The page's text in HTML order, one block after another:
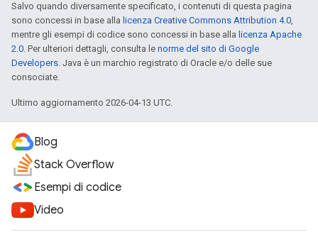
Salvo quando diversamente specificato, i contenuti di questa pagina
sono concessi in base alla licenza Creative Commons Attribution 4.0,
mentre gli esempi di codice sono concessi in base alla licenza Apache
2.0. Per ulteriori dettagli, consulta le norme del sito di Google
Developers. Java è un marchio registrato di Oracle e/o delle sue
consociate.
Ultimo aggiornamento 2026-04-13 UTC.
Blog
Stack Overflow
Esempi di codice
Video